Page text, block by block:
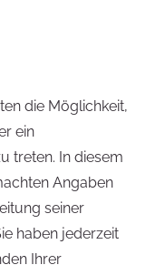
die Möglichkeit,
ein
treten. In diesem
Angaben
seiner
haben jederzeit
Ihrer